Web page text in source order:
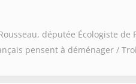
députée Écologiste
pensent à déménager /